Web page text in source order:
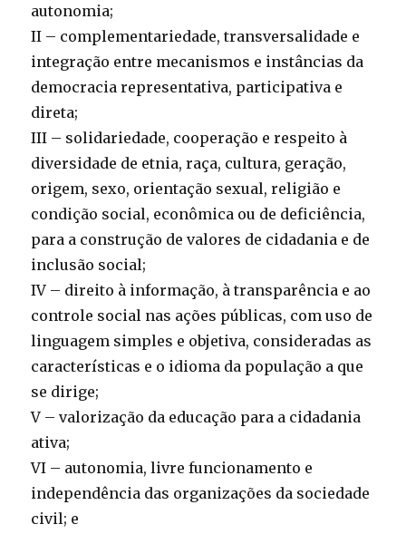
autonomia;
II – complementariedade, transversalidade e
integração entre mecanismos e instâncias da
democracia representativa, participativa e
direta;
III – solidariedade, cooperação e respeito à
diversidade de etnia, raça, cultura, geração,
origem, sexo, orientação sexual, religião e
condição social, econômica ou de deficiência,
para a construção de valores de cidadania e de
inclusão social;
IV – direito à informação, à transparência e ao
controle social nas ações públicas, com uso de
linguagem simples e objetiva, consideradas as
características e o idioma da população a que
se dirige;
V – valorização da educação para a cidadania
ativa;
VI – autonomia, livre funcionamento e
independência das organizações da sociedade
civil; e